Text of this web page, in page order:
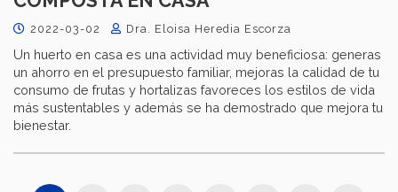
2022-03-02 Dra. Eloisa Heredia Escorza
Un huerto en casa es una actividad muy beneficiosa: generas
un ahorro en el presupuesto familiar, mejoras la calidad de tu
consumo de frutas y hortalizas favoreces los estilos de vida
más sustentables y además se ha demostrado que mejora tu
bienestar.